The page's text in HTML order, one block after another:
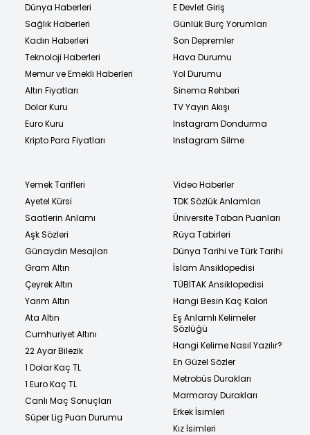
Dünya Haberleri
Sağlık Haberleri
Kadın Haberleri
Teknoloji Haberleri
Memur ve Emekli Haberleri
Altın Fiyatları
Dolar Kuru
Euro Kuru
Kripto Para Fiyatları
E Devlet Giriş
Günlük Burç Yorumları
Son Depremler
Hava Durumu
Yol Durumu
Sinema Rehberi
TV Yayın Akışı
Instagram Dondurma
Instagram Silme
Yemek Tarifleri
Ayetel Kürsi
Saatlerin Anlamı
Aşk Sözleri
Günaydın Mesajları
Gram Altın
Çeyrek Altın
Yarım Altın
Ata Altın
Cumhuriyet Altını
22 Ayar Bilezik
1 Dolar Kaç TL
1 Euro Kaç TL
Canlı Maç Sonuçları
Süper Lig Puan Durumu
Video Haberler
TDK Sözlük Anlamları
Üniversite Taban Puanları
Rüya Tabirleri
Dünya Tarihi ve Türk Tarihi
İslam Ansiklopedisi
TÜBİTAK Ansiklopedisi
Hangi Besin Kaç Kalori
Eş Anlamlı Kelimeler
Sözlüğü
Hangi Kelime Nasıl Yazılır?
En Güzel Sözler
Metrobüs Durakları
Marmaray Durakları
Erkek İsimleri
Kız İsimleri